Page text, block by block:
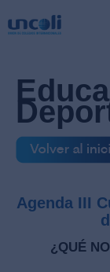
Agenda III
¿QUÉ